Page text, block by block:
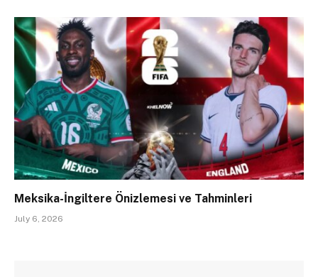
Meksika-İngiltere Önizlemesi ve Tahminleri
July 6, 2026